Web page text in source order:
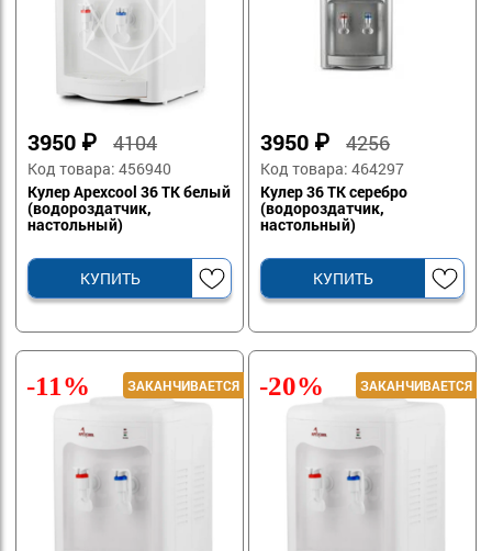
3950 ₽4104
Код товара: 456940
Кулер Apexcool 36 TK белый
(водороздатчик,
настольный)
КУПИТЬ
3950 ₽4256
Код товара: 464297
Кулер 36 TK серебро
(водороздатчик,
настольный)
КУПИТЬ
-11% -20%